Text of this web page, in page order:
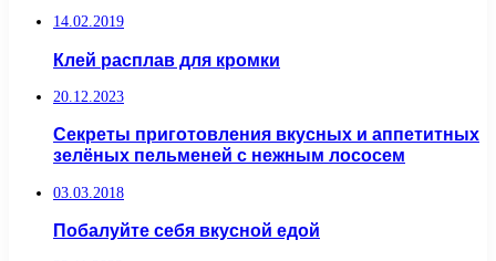
14.02.2019
Клей расплав для кромки
20.12.2023
Секреты приготовления вкусных и аппетитных
зелёных пельменей с нежным лососем
03.03.2018
Побалуйте себя вкусной едой